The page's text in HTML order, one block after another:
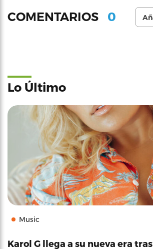
COMENTARIOS 0
Lo Último
Music
Karol G llega a su nueva era